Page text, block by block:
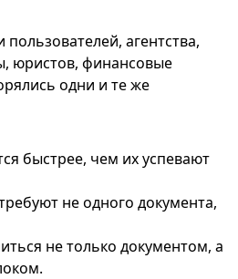
агентства,
юристов, финансовые
одни и те же
быстрее, чем их успевают
не одного документа,
не только документом, а